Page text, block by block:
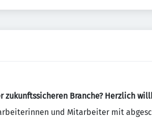
zukunftssicheren Branche? Herzlich
und Mitarbeiter mit